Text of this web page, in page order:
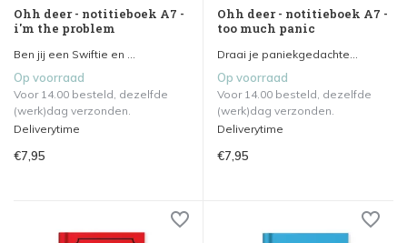
Ohh deer - notitieboek A7 -
i'm the problem
Ben jij een Swiftie en ...
Op voorraad
Voor 14.00 besteld, dezelfde
(werk)dag verzonden.
Deliverytime
€7,95
Ohh deer - notitieboek A7 -
too much panic
Draai je paniekgedachte...
Op voorraad
Voor 14.00 besteld, dezelfde
(werk)dag verzonden.
Deliverytime
€7,95